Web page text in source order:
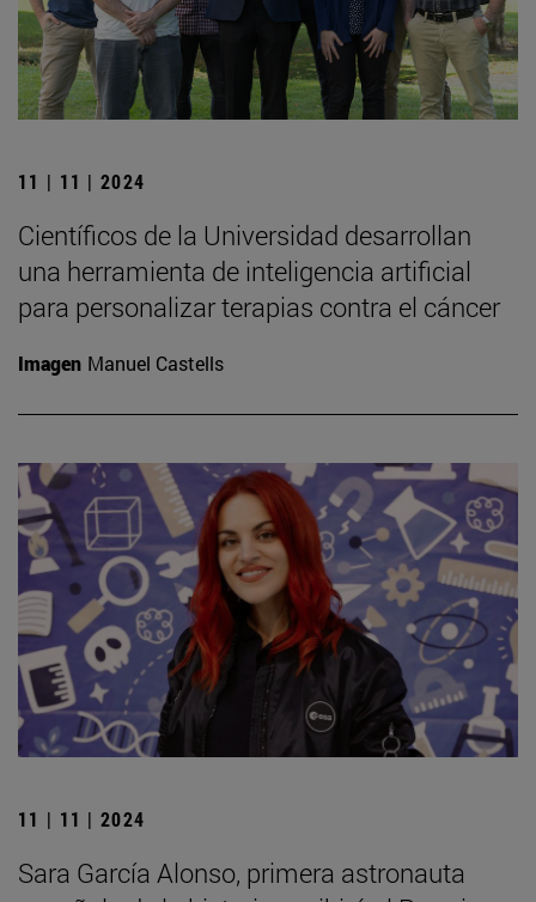
11 | 11 | 2024
Científicos de la Universidad desarrollan
una herramienta de inteligencia artificial
para personalizar terapias contra el cáncer
Imagen Manuel Castells
11 | 11 | 2024
Sara García Alonso, primera astronauta